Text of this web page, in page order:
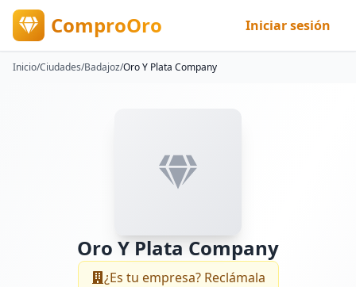
ComproOro Iniciar sesión
Inicio/Ciudades/Badajoz/Oro Y Plata Company
Oro Y Plata Company
¿Es tu empresa? Reclámala